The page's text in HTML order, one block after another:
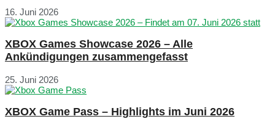
16. Juni 2026
XBOX Games Showcase 2026 – Alle
Ankündigungen zusammengefasst
25. Juni 2026
XBOX Game Pass – Highlights im Juni 2026